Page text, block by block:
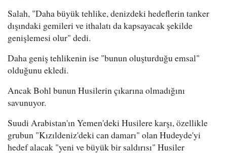
Salah, "Daha büyük tehlike, denizdeki hedeflerin tanker
dışındaki gemileri ve ithalatı da kapsayacak şekilde
genişlemesi olur" dedi.
Daha geniş tehlikenin ise "bunun oluşturduğu emsal"
olduğunu ekledi.
Ancak Bohl bunun Husilerin çıkarına olmadığını
savunuyor.
Suudi Arabistan'ın Yemen'deki Husilere karşı, özellikle
grubun "Kızıldeniz'deki can damarı" olan Hudeyde'yi
hedef alacak "yeni ve büyük bir saldırısı" Husiler